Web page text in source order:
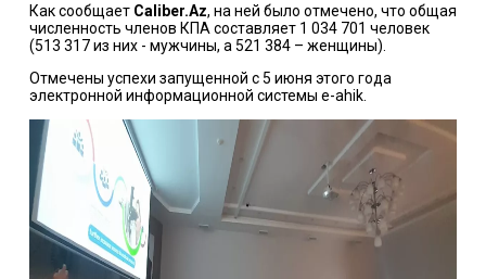
Как сообщает Caliber.Az, на ней было отмечено, что общая
численность членов КПА составляет 1 034 701 человек
(513 317 из них - мужчины, а 521 384 – женщины).
Отмечены успехи запущенной с 5 июня этого года
электронной информационной системы e-ahik.